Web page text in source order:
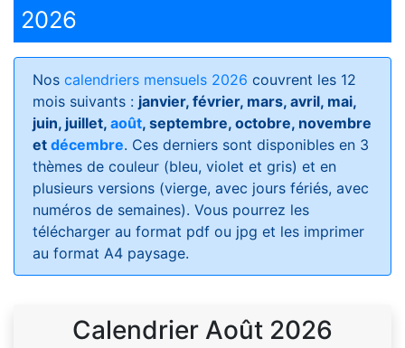
2026
Nos calendriers mensuels 2026 couvrent les 12
mois suivants : janvier, février, mars, avril, mai,
juin, juillet, août, septembre, octobre, novembre
et décembre. Ces derniers sont disponibles en 3
thèmes de couleur (bleu, violet et gris) et en
plusieurs versions (vierge, avec jours fériés, avec
numéros de semaines). Vous pourrez les
télécharger au format pdf ou jpg et les imprimer
au format A4 paysage.
Calendrier Août 2026